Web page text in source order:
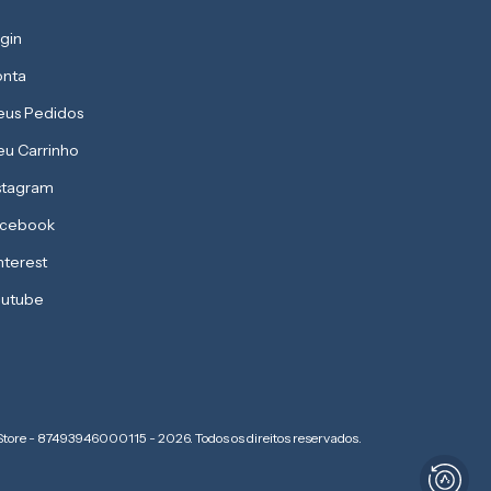
Pedidos
Carrinho
- 87493946000115 - 2026. Todos os direitos reservados.